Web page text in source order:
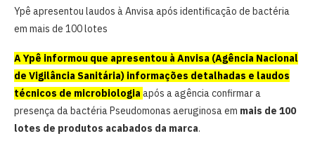
Ypê apresentou laudos à Anvisa após identificação de bactéria
em mais de 100 lotes
A Ypê informou que apresentou à Anvisa (Agência Nacional
de Vigilância Sanitária) informações detalhadas e laudos
técnicos de microbiologia após a agência confirmar a
presença da bactéria Pseudomonas aeruginosa em mais de 100
lotes de produtos acabados da marca.